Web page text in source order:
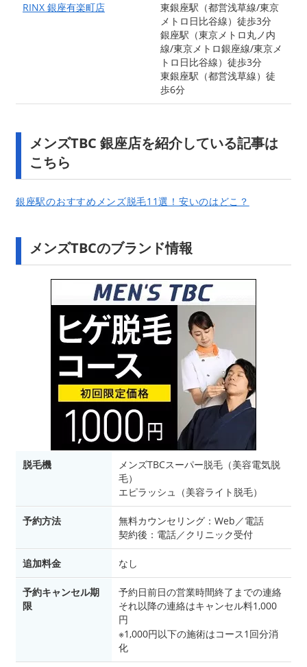
RINX 銀座有楽町店
東銀座駅（都営浅草線/東京
メトロ日比谷線）徒歩3分
銀座駅（東京メトロ丸ノ内
線/東京メトロ銀座線/東京メ
トロ日比谷線）徒歩3分
東銀座駅（都営浅草線）徒
歩6分
メンズTBC 銀座店を紹介している記事は
こちら
銀座駅のおすすめメンズ脱毛11選！安いのはどこ？
メンズTBCのブランド情報
脱毛機
メンズTBCスーパー脱毛（美容電気脱
毛）
エピラッシュ（美容ライト脱毛）
予約方法
無料カウンセリング：Web／電話
契約後：電話／クリニック受付
追加料金 なし
予約キャンセル期
限
予約日前日の営業時間終了までの連絡
それ以降の連絡はキャンセル料1,000
円
※1,000円以下の施術はコース1回分消
化